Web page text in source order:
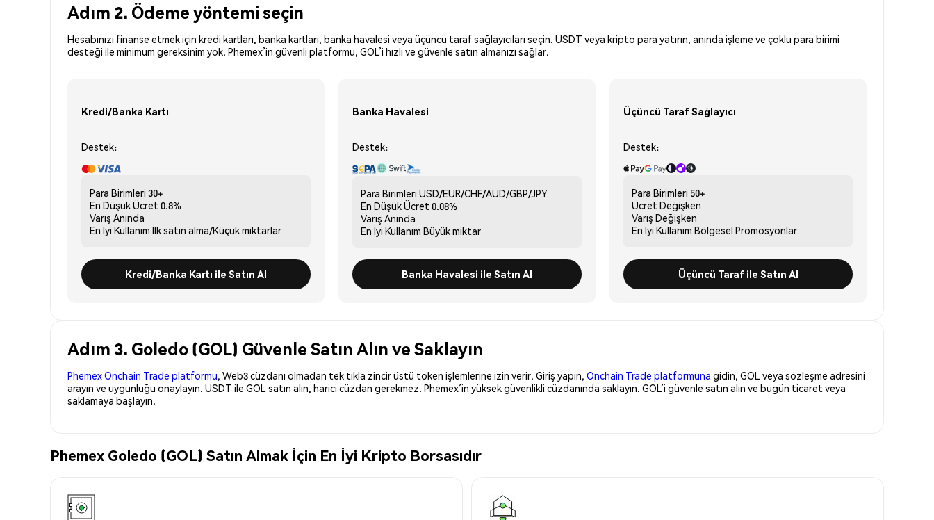
Adım 2. Ödeme yöntemi seçin
Hesabınızı finanse etmek için kredi kartları, banka kartları, banka havalesi veya üçüncü taraf sağlayıcıları seçin. USDT veya kripto para yatırın, anında işleme ve çoklu para birimi
desteği ile minimum gereksinim yok. Phemex’in güvenli platformu, GOL’i hızlı ve güvenle satın almanızı sağlar.
Kredi/Banka Kartı
Destek:
Para Birimleri 30+
En Düşük Ücret 0.8%
Varış Anında
En İyi Kullanım İlk satın alma/Küçük miktarlar
Kredi/Banka Kartı ile Satın Al
Banka Havalesi
Destek:
Para Birimleri USD/EUR/CHF/AUD/GBP/JPY
En Düşük Ücret 0.08%
Varış Anında
En İyi Kullanım Büyük miktar
Banka Havalesi ile Satın Al
Üçüncü Taraf Sağlayıcı
Destek:
Para Birimleri 50+
Ücret Değişken
Varış Değişken
En İyi Kullanım Bölgesel Promosyonlar
Üçüncü Taraf ile Satın Al
Adım 3. Goledo (GOL) Güvenle Satın Alın ve Saklayın
Phemex Onchain Trade platformu, Web3 cüzdanı olmadan tek tıkla zincir üstü token işlemlerine izin verir. Giriş yapın, Onchain Trade platformuna gidin, GOL veya sözleşme adresini
arayın ve uygunluğu onaylayın. USDT ile GOL satın alın, harici cüzdan gerekmez. Phemex’in yüksek güvenlikli cüzdanında saklayın. GOL’i güvenle satın alın ve bugün ticaret veya
saklamaya başlayın.
Phemex Goledo (GOL) Satın Almak İçin En İyi Kripto Borsasıdır